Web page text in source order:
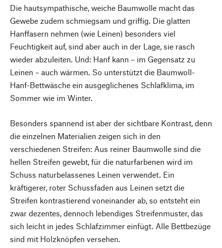
Die hautsympathische, weiche Baumwolle macht das
Gewebe zudem schmiegsam und griffig. Die glatten
Hanffasern nehmen (wie Leinen) besonders viel
Feuchtigkeit auf, sind aber auch in der Lage, sie rasch
wieder abzuleiten. Und: Hanf kann – im Gegensatz zu
Leinen – auch wärmen. So unterstützt die Baumwoll-
Hanf-Bettwäsche ein ausgeglichenes Schlafklima, im
Sommer wie im Winter.
Besonders spannend ist aber der sichtbare Kontrast, denn
die einzelnen Materialien zeigen sich in den
verschiedenen Streifen: Aus reiner Baumwolle sind die
hellen Streifen gewebt, für die naturfarbenen wird im
Schuss naturbelassenes Leinen verwendet. Ein
kräftigerer, roter Schussfaden aus Leinen setzt die
Streifen kontrastierend voneinander ab, so entsteht ein
zwar dezentes, dennoch lebendiges Streifenmuster, das
sich leicht in jedes Schlafzimmer einfügt. Alle Bettbezüge
sind mit Holzknöpfen versehen.